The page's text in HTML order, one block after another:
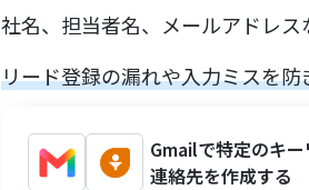
社名、担当者名、メールアドレス
リード登録の漏れや入力ミスを
Gmailで特定のキ
連絡先を作成する